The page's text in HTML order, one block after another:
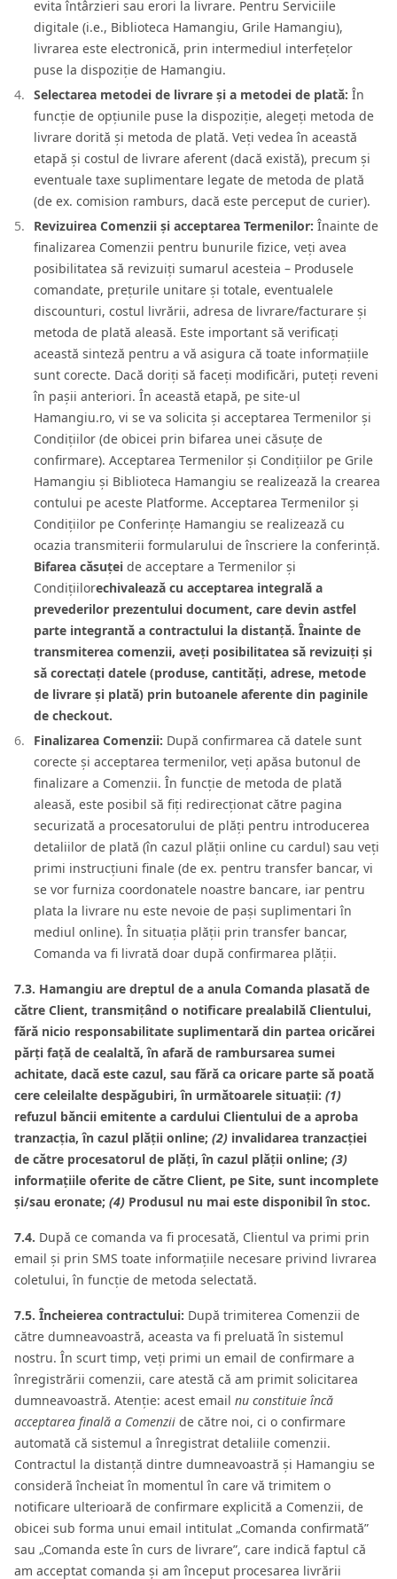
evita întârzieri sau erori la livrare. Pentru Serviciile
digitale (i.e., Biblioteca Hamangiu, Grile Hamangiu),
livrarea este electronică, prin intermediul interfețelor
puse la dispoziție de Hamangiu.
Selectarea metodei de livrare și a metodei de plată: În
funcție de opțiunile puse la dispoziție, alegeți metoda de
livrare dorită și metoda de plată. Veți vedea în această
etapă și costul de livrare aferent (dacă există), precum și
eventuale taxe suplimentare legate de metoda de plată
(de ex. comision ramburs, dacă este perceput de curier).
Revizuirea Comenzii și acceptarea Termenilor: Înainte de
finalizarea Comenzii pentru bunurile fizice, veți avea
posibilitatea să revizuiți sumarul acesteia – Produsele
comandate, prețurile unitare și totale, eventualele
discounturi, costul livrării, adresa de livrare/facturare și
metoda de plată aleasă. Este important să verificați
această sinteză pentru a vă asigura că toate informațiile
sunt corecte. Dacă doriți să faceți modificări, puteți reveni
în pașii anteriori. În această etapă, pe site-ul
Hamangiu.ro, vi se va solicita și acceptarea Termenilor și
Condițiilor (de obicei prin bifarea unei căsuțe de
confirmare). Acceptarea Termenilor și Condițiilor pe Grile
Hamangiu și Biblioteca Hamangiu se realizează la crearea
contului pe aceste Platforme. Acceptarea Termenilor și
Condițiilor pe Conferințe Hamangiu se realizează cu
ocazia transmiterii formularului de înscriere la conferință.
Bifarea căsuței de acceptare a Termenilor și
Condițiilorechivalează cu acceptarea integrală a
prevederilor prezentului document, care devin astfel
parte integrantă a contractului la distanță. Înainte de
transmiterea comenzii, aveți posibilitatea să revizuiți și
să corectați datele (produse, cantități, adrese, metode
de livrare și plată) prin butoanele aferente din paginile
de checkout.
Finalizarea Comenzii: După confirmarea că datele sunt
corecte și acceptarea termenilor, veți apăsa butonul de
finalizare a Comenzii. În funcție de metoda de plată
aleasă, este posibil să fiți redirecționat către pagina
securizată a procesatorului de plăți pentru introducerea
detaliilor de plată (în cazul plății online cu cardul) sau veți
primi instrucțiuni finale (de ex. pentru transfer bancar, vi
se vor furniza coordonatele noastre bancare, iar pentru
plata la livrare nu este nevoie de pași suplimentari în
mediul online). În situația plății prin transfer bancar,
Comanda va fi livrată doar după confirmarea plății.
7.3. Hamangiu are dreptul de a anula Comanda plasată de
către Client, transmițând o notificare prealabilă Clientului,
fără nicio responsabilitate suplimentară din partea oricărei
părți față de cealaltă, în afară de rambursarea sumei
achitate, dacă este cazul, sau fără ca oricare parte să poată
cere celeilalte despăgubiri, în următoarele situații: (1)
refuzul băncii emitente a cardului Clientului de a aproba
tranzacția, în cazul plății online; (2) invalidarea tranzacției
de către procesatorul de plăți, în cazul plății online; (3)
informațiile oferite de către Client, pe Site, sunt incomplete
și/sau eronate; (4) Produsul nu mai este disponibil în stoc.
7.4. După ce comanda va fi procesată, Clientul va primi prin
email și prin SMS toate informațiile necesare privind livrarea
coletului, în funcție de metoda selectată.
7.5. Încheierea contractului: După trimiterea Comenzii de
către dumneavoastră, aceasta va fi preluată în sistemul
nostru. În scurt timp, veți primi un email de confirmare a
înregistrării comenzii, care atestă că am primit solicitarea
dumneavoastră. Atenție: acest email nu constituie încă
acceptarea finală a Comenzii de către noi, ci o confirmare
automată că sistemul a înregistrat detaliile comenzii.
Contractul la distanță dintre dumneavoastră și Hamangiu se
consideră încheiat în momentul în care vă trimitem o
notificare ulterioară de confirmare explicită a Comenzii, de
obicei sub forma unui email intitulat „Comanda confirmată”
sau „Comanda este în curs de livrare”, care indică faptul că
am acceptat comanda și am început procesarea livrării